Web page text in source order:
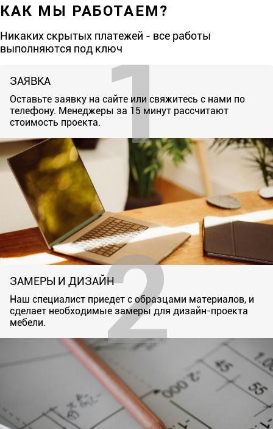
КАК МЫ РАБОТАЕМ?
Никаких скрытых платежей - все работы
выполняются под ключ
ЗАЯВКА
Оставьте заявку на сайте или свяжитесь с нами по
телефону. Менеджеры за 15 минут рассчитают
стоимость проекта.
ЗАМЕРЫ И ДИЗАЙН
Наш специалист приедет с образцами материалов, и
сделает необходимые замеры для дизайн-проекта
мебели.